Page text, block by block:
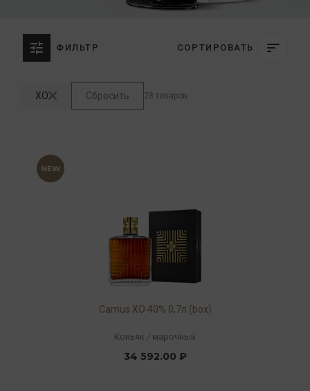
ФИЛЬТР СОРТИРОВАТЬ
XO Сбросить 28 товаров
Camus XO 40% 0,7л (box)
Коньяк / марочный
34 592.00 ₽